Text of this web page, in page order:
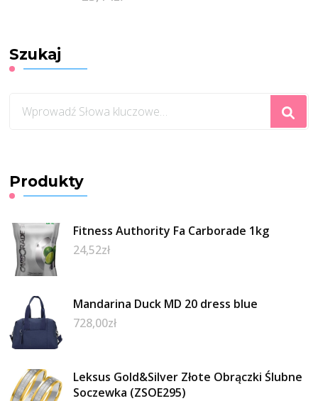
Szukaj
czegoś?
Produkty
Fitness Authority Fa Carborade 1kg
24,52zł
Mandarina Duck MD 20 dress blue
728,00zł
Leksus Gold&Silver Złote Obrączki Ślubne
Soczewka (ZSOE295)